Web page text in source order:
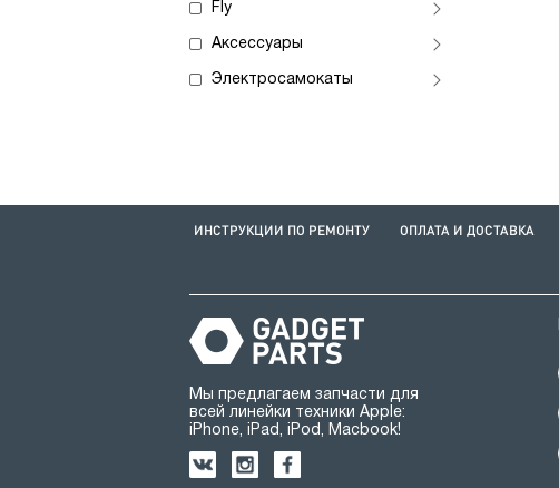
Fly
Аксессуары
Электросамокаты
ИНСТРУКЦИИ ПО РЕМОНТУ ОПЛАТА И ДОСТАВКА
Мы предлагаем запчасти для
всей линейки техники Apple:
iPhone, iPad, iPod, Macbook!